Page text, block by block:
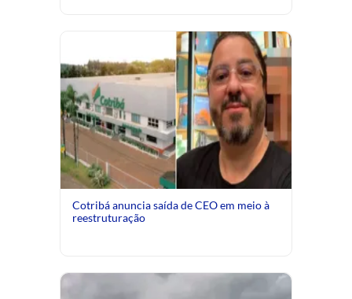
Cotribá anuncia saída de CEO em meio à
reestruturação